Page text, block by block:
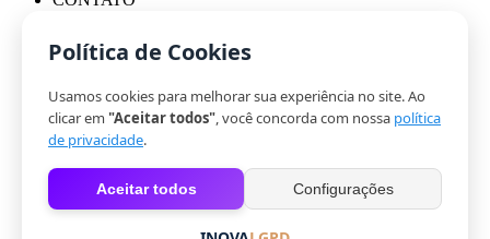
TRABALHE CONOSCO
© HINODE GROUP 2024
|
CÓDIGO DE ÉTICA
|
POLÍTICA DE PRIVACIDADE
|
Política de Cookies
Usamos cookies para melhorar sua experiência no site. Ao
clicar em "Aceitar todos", você concorda com nossa política
de privacidade.
Aceitar todos Configurações